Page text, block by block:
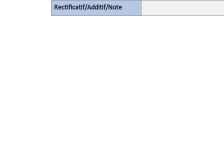
Rectificatif/Additif/Note